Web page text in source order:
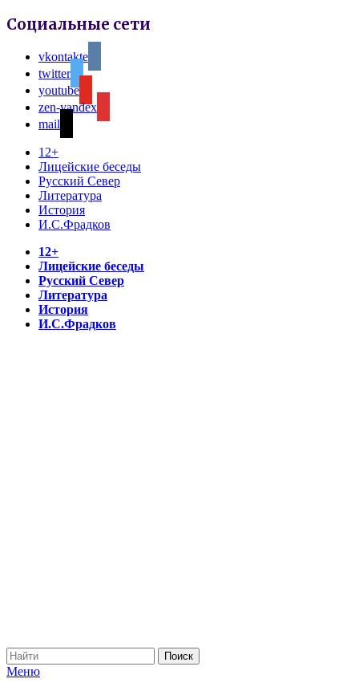
Социальные сети
vkontakte
twitter
youtube
zen-yandex
mail
12+
Лицейские беседы
Русский Север
Литература
История
И.С.Фрадков
12+
Лицейские беседы
Русский Север
Литература
История
И.С.Фрадков
Меню